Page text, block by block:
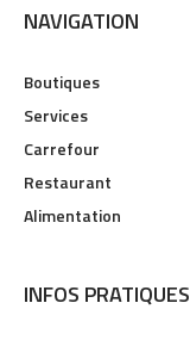
NAVIGATION
Boutiques
Services
Carrefour
Restaurant
Alimentation
INFOS PRATIQUES